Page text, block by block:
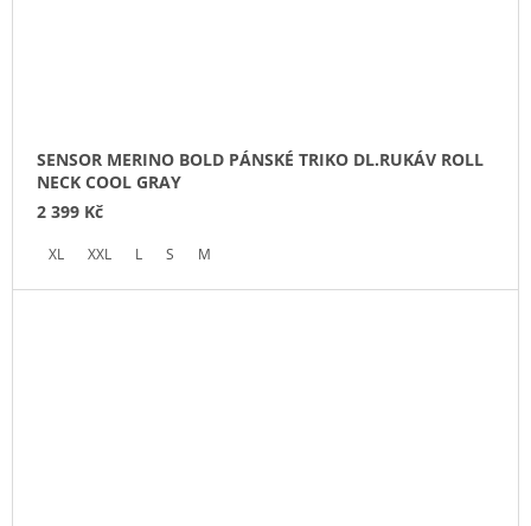
SENSOR MERINO BOLD PÁNSKÉ TRIKO DL.RUKÁV ROLL
NECK COOL GRAY
2 399 Kč
XL XXL L S M